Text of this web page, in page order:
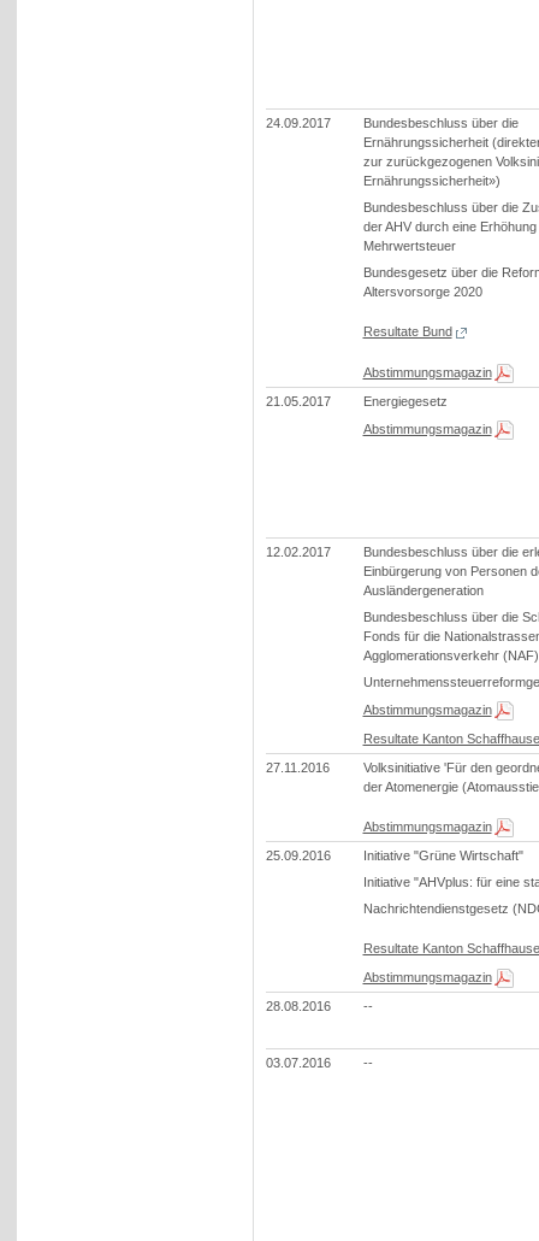
24.09.2017
Bundesbeschluss über die
Ernährungssicherheit
zur zurückgezogenen
Ernährungssicherheit»)
Bundesbeschluss über die
der AHV durch eine Erhöhung
Mehrwertsteuer
Bundesgesetz über die
Altersvorsorge 2020
Resultate Bund
Abstimmungsmagazin
21.05.2017
Energiegesetz
Abstimmungsmagazin
12.02.2017
Bundesbeschluss über die
Einbürgerung von Personen
Ausländergeneration
Bundesbeschluss über die
Fonds für die
Agglomerationsverkehr (NAF)
Abstimmungsmagazin
Resultate Kanton
27.11.2016
Volksinitiative 'Für den
der Atomenergie
Abstimmungsmagazin
25.09.2016
Initiative "Grüne Wirtschaft"
Initiative "AHVplus: für eine
Nachrichtendienstgesetz
Resultate Kanton
Abstimmungsmagazin
28.08.2016
--
03.07.2016 --